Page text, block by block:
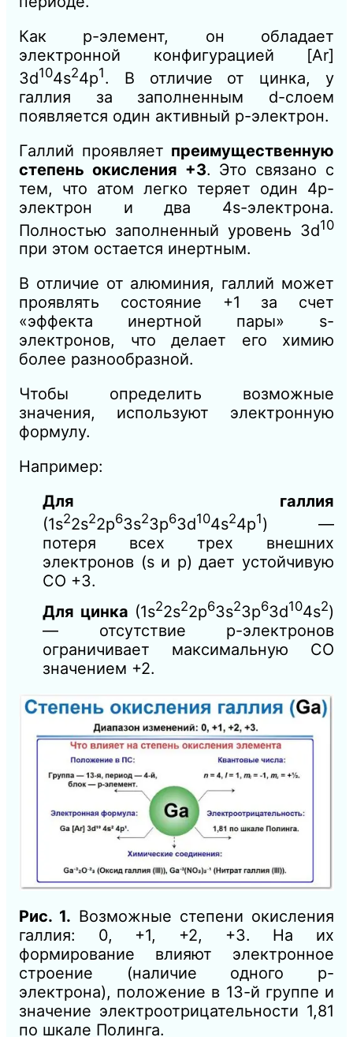
Как p-элемент, он обладает
электронной конфигурацией [Ar]
3d104s24p1. В отличие от цинка, у
галлия за заполненным d-слоем
появляется один активный p-электрон.
Галлий проявляет преимущественную
степень окисления +3. Это связано с
тем, что атом легко теряет один 4p-
электрон и два 4s-электрона.
Полностью заполненный уровень 3d10
при этом остается инертным.
В отличие от алюминия, галлий может
проявлять состояние +1 за счет
«эффекта инертной пары» s-
электронов, что делает его химию
более разнообразной.
Чтобы определить возможные
значения, используют электронную
формулу.
Например:
Для галлия
(1s22s22p63s23p63d104s24p1) —
потеря всех трех внешних
электронов (s и p) дает устойчивую
СО +3.
Для цинка (1s22s22p63s23p63d104s2)
— отсутствие p-электронов
ограничивает максимальную СО
значением +2.
Рис. 1. Возможные степени окисления
галлия: 0, +1, +2, +3. На их
формирование влияют электронное
строение (наличие одного p-
электрона), положение в 13-й группе и
значение электроотрицательности 1,81
по шкале Полинга.